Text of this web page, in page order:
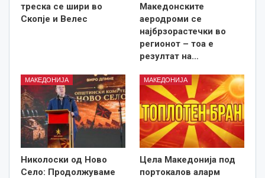
треска се шири во
Скопје и Велес
Македонските
аеродроми се
најбрзорастечки во
регионот – тоа е
резултат на…
МАКЕДОНИЈА
Николоски од Ново
Село: Продолжуваме
МАКЕДОНИЈА
Цела Македонија под
портокалов аларм